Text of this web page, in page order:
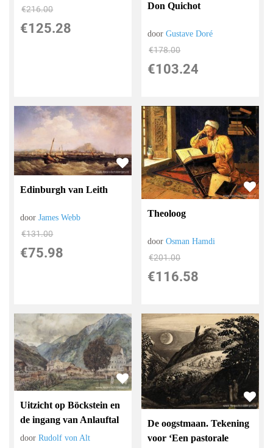
€216.00
€125.28
Don Quichot
doorGustave Doré
€178.00
€103.24
Edinburgh van Leith
doorJames Webb
€131.00
€75.98
Theoloog
doorOsman Hamdi
€201.00
€116.58
Uitzicht op Böckstein en
de ingang van Anlauftal
doorRudolf von Alt
De oogstmaan. Tekening
voor ‘Een pastorale